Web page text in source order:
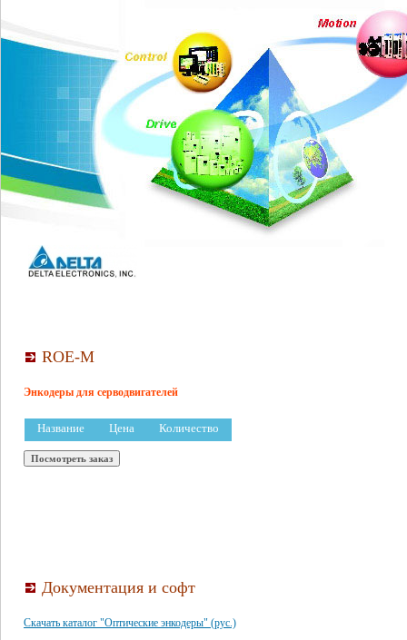
ROE-M
Энкодеры для серводвигателей
Название Цена Количество
Документация и софт
Скачать каталог "Оптические энкодеры" (рус.)